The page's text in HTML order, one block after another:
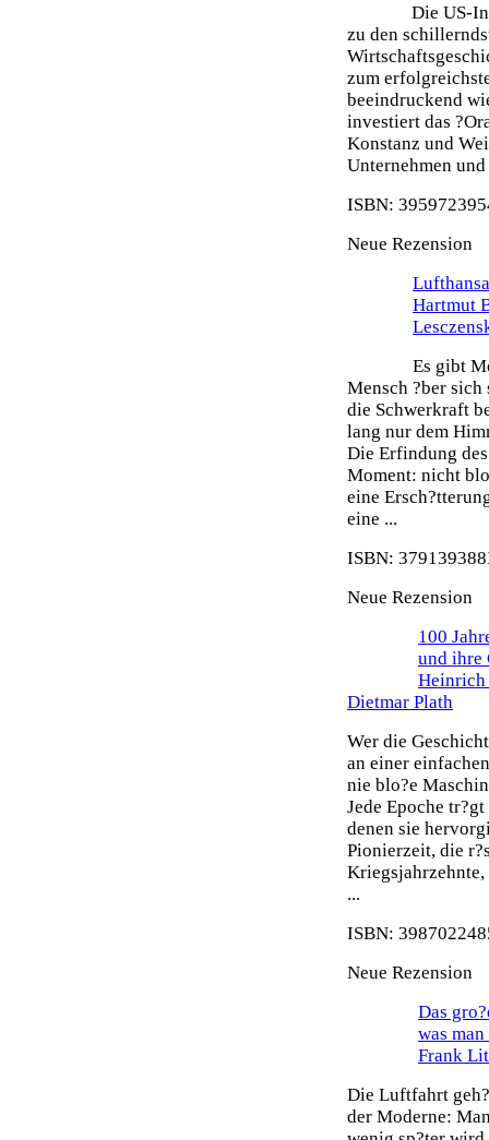
Die US-
zu den
zum
beeindruckend
investiert das
Konstanz und
Unternehmen
ISBN:
Neue Rezension
Hartmut
Es gibt
Mensch ?ber sich
die Schwerkraft
lang nur dem
Die Erfindung
Moment: nicht
eine
eine ...
ISBN:
Neue Rezension
100
und ihre
Heinrich
Dietmar Plath
Wer die
an einer
nie blo?e
Jede Epoche
denen sie
Pionierzeit, die
...
ISBN:
Neue Rezension
Das
was
Frank
Die Luftfahrt
der Moderne: